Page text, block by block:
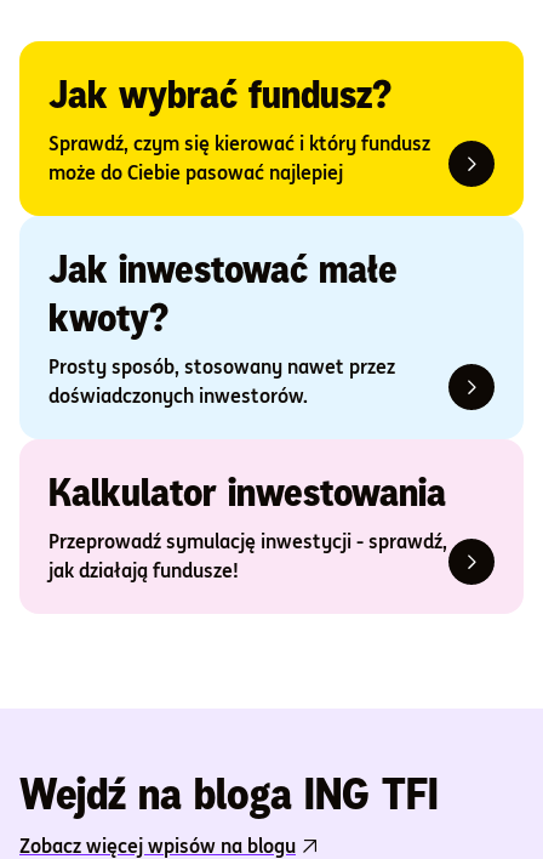
Jak wybrać fundusz?
Sprawdź, czym się kierować i który fundusz
może do Ciebie pasować najlepiej
Jak inwestować małe
kwoty?
Prosty sposób, stosowany nawet przez
doświadczonych inwestorów.
Kalkulator inwestowania
Przeprowadź symulację inwestycji - sprawdź,
jak działają fundusze!
Wejdź na bloga ING TFI
Zobacz więcej wpisów na blogu